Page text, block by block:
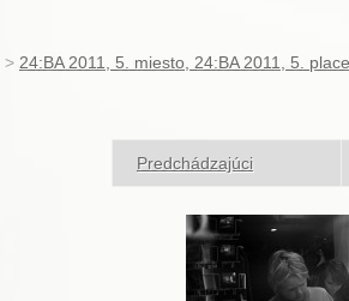
> 24:BA 2011, 5. miesto, 24:BA 2011, 5. place
Predchádzajúci